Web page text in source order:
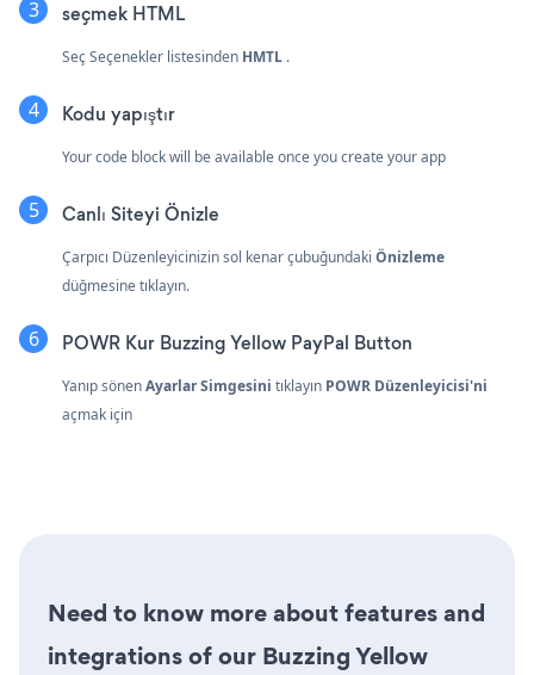
seçmek HTML
SeçSeçenekler listesinden HMTL .
Kodu yapıştır
Your code block will be available once you create your app
Canlı Siteyi Önizle
Çarpıcı Düzenleyicinizin sol kenar çubuğundaki Önizleme
düğmesine tıklayın.
POWR Kur Buzzing Yellow PayPal Button
Yanıp sönenAyarlar Simgesini tıklayın POWR Düzenleyicisi'ni
açmak için
Need to know more about features and
integrations of our Buzzing Yellow